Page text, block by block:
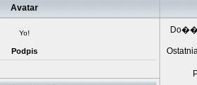
Avatar
Yo!
Podpis